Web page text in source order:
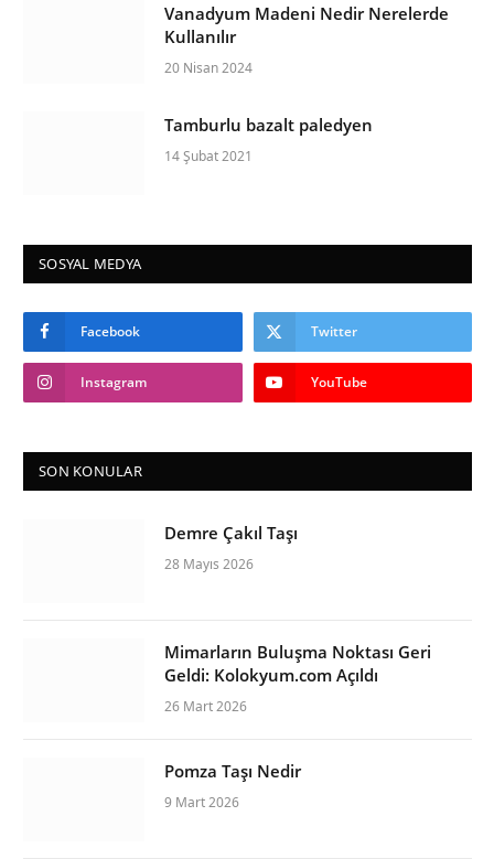
Vanadyum Madeni Nedir Nerelerde
Kullanılır
20 Nisan 2024
Tamburlu bazalt paledyen
14 Şubat 2021
SOSYAL MEDYA
Facebook Twitter
Instagram YouTube
SON KONULAR
Demre Çakıl Taşı
28 Mayıs 2026
Mimarların Buluşma Noktası Geri
Geldi: Kolokyum.com Açıldı
26 Mart 2026
Pomza Taşı Nedir
9 Mart 2026